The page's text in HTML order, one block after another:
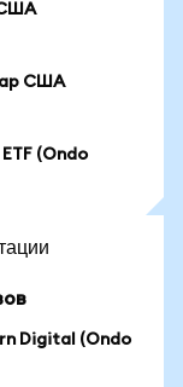
США
США
(Ondo
Digital (Ondo